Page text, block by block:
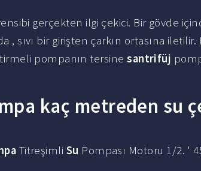
gerçekten ilgi çekici. Bir gövde
, sıvı bir girişten çarkın ortasına
pompanın tersinesantrifüj
kaç metreden su
Titreşimli Su Pompası Motoru 1/2. '